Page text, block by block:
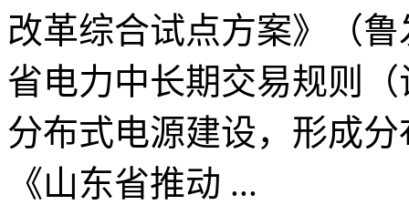
改革综合试点方案》（
省电力中长期交易规则
分布式电源建设，形成
《山东省推动 ...